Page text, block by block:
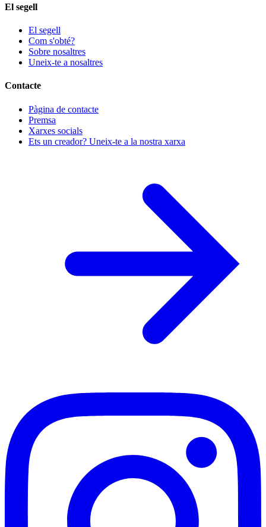
El segell
El segell
Com s'obté?
Sobre nosaltres
Uneix-te a nosaltres
Contacte
Pàgina de contacte
Premsa
Xarxes socials
Ets un creador? Uneix-te a la nostra xarxa